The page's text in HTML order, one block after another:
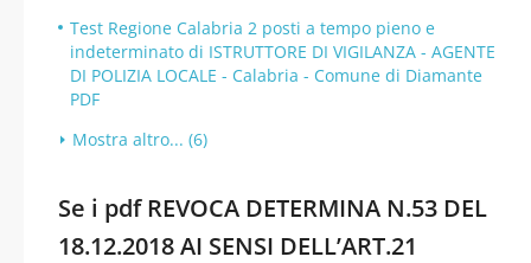
Test Regione Calabria 2 posti a tempo pieno e
indeterminato di ISTRUTTORE DI VIGILANZA - AGENTE
DI POLIZIA LOCALE - Calabria - Comune di Diamante
PDF
Mostra altro... (6)
Se i pdf REVOCA DETERMINA N.53 DEL
18.12.2018 AI SENSI DELL’ART.21